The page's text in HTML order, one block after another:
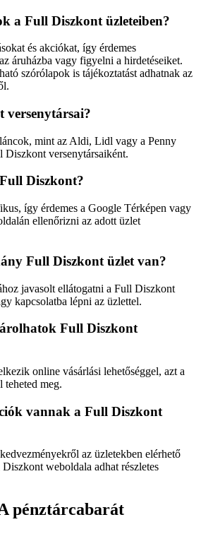
a Full Diszkont üzleteiben?
és akciókat, így érdemes
áruházba vagy figyelni a hirdetéseiket.
szórólapok is tájékoztatást adhatnak az
mint az Aldi, Lidl vagy a Penny
versenytársaiként.
Diszkont?
így érdemes a Google Térképen vagy
ellenőrizni az adott üzlet
Full Diszkont üzlet van?
javasolt ellátogatni a Full Diszkont
kapcsolatba lépni az üzlettel.
Full Diszkont
online vásárlási lehetőséggel, azt a
teheted meg.
vannak a Full Diszkont
az üzletekben elérhető
weboldala adhat részletes
pénztárcabarát